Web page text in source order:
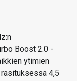
Boost 2.0 -
ytimien
4,5